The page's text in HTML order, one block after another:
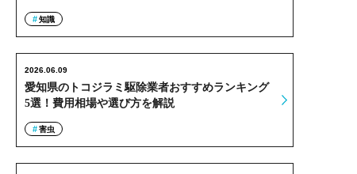
知識
愛知県のトコジラミ駆除業者おすすめランキング
5選！費用相場や選び方を解説
2026.06.09
害虫